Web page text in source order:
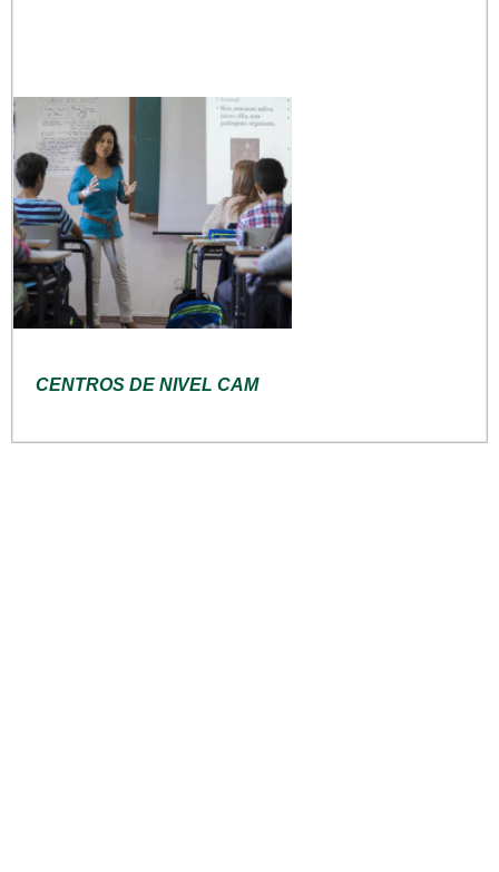
CENTROS DE NIVEL CAM